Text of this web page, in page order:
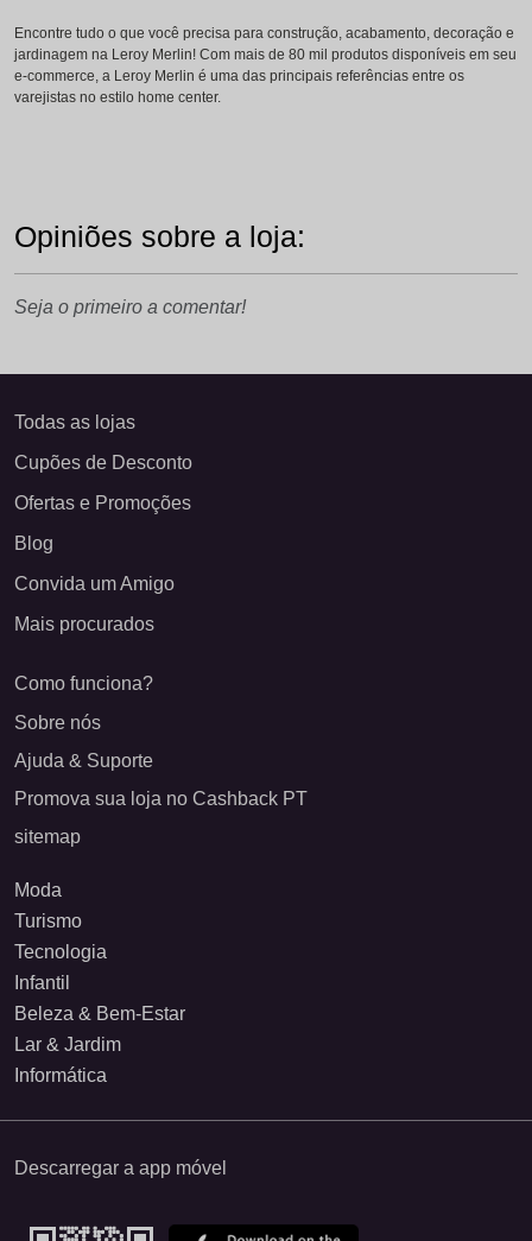
Encontre tudo o que você precisa para construção, acabamento, decoração e
jardinagem na Leroy Merlin! Com mais de 80 mil produtos disponíveis em seu
e-commerce, a Leroy Merlin é uma das principais referências entre os
varejistas no estilo home center.
Opiniões sobre a loja:
Seja o primeiro a comentar!
Todas as lojas
Cupões de Desconto
Ofertas e Promoções
Blog
Convida um Amigo
Mais procurados
Como funciona?
Sobre nós
Ajuda & Suporte
Promova sua loja no Cashback PT
sitemap
Moda
Turismo
Tecnologia
Infantil
Beleza & Bem-Estar
Lar & Jardim
Informática
Descarregar a app móvel